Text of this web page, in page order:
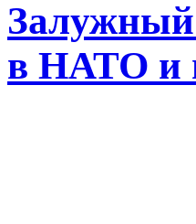
Залужный
в НАТО и